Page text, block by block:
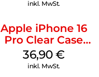
inkl. MwSt.
Apple iPhone 16
Pro Clear Case
MagSafe
Transparent
36,90€
inkl. MwSt.